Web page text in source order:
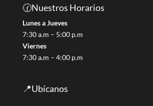
🕜Nuestros Horarios
Lunes a Jueves
7:30 a.m – 5:00 p.m
Viernes
7:30 a.m – 4:00 p.m
📍Ubícanos